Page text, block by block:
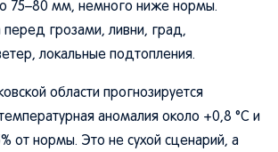
75–80 мм, немного ниже нормы.
перед грозами, ливни, град,
локальные подтопления.
области прогнозируется
аномалия около +0,8 °C и
от нормы. Это не сухой сценарий, а